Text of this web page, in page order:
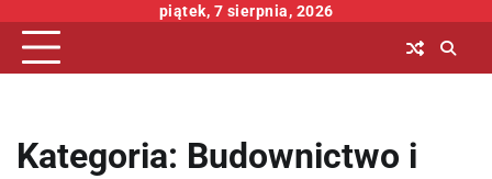
content
piątek, 7 sierpnia, 2026
Kategoria: Budownictwo i